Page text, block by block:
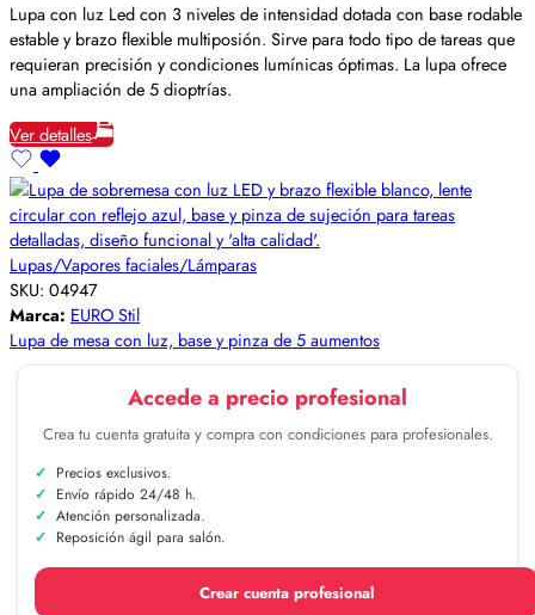
Lupa con luz Led con 3 niveles de intensidad dotada con base rodable
estable y brazo flexible multiposión. Sirve para todo tipo de tareas que
requieran precisión y condiciones lumínicas óptimas. La lupa ofrece
una ampliación de 5 dioptrías.
Ver detalles
Lupas/Vapores faciales/Lámparas
SKU: 04947
Marca: EURO Stil
Lupa de mesa con luz, base y pinza de 5 aumentos
Accede a precio profesional
Crea tu cuenta gratuita y compra con condiciones para profesionales.
Precios exclusivos.
Envío rápido 24/48 h.
Atención personalizada.
Reposición ágil para salón.
Crear cuenta profesional